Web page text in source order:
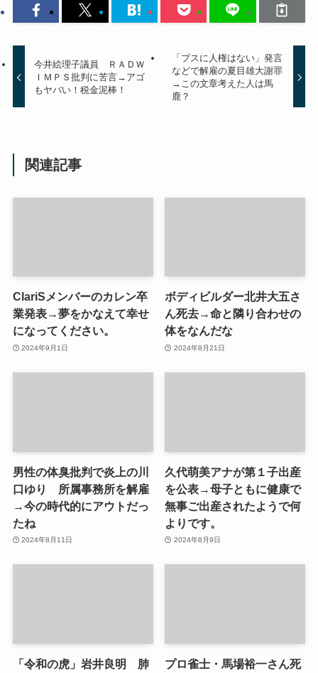
今井絵理子議員 ＲＡＤＷ
ＩＭＰＳ批判に苦言→アゴ
もヤバい！税金泥棒！
「ブスに人権はない」発言
などで解雇の夏目雄大謝罪
→この文章考えた人は馬
鹿？
関連記事
ClariSメンバーのカレン卒
業発表→夢をかなえて幸せ
になってください。
2024年9月1日
ボディビルダー北井大五さ
ん死去→命と隣り合わせの
体をなんだな
2024年8月21日
男性の体臭批判で炎上の川
口ゆり 所属事務所を解雇
→今の時代的にアウトだっ
たね
2024年8月11日
久代萌美アナが第１子出産
を公表→母子ともに健康で
無事ご出産されたようで何
よりです。
2024年8月9日
「令和の虎」岩井良明 肺
プロ雀士・馬場裕一さん死